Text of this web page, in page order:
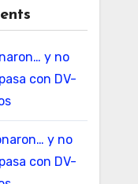
y no
con DV-
y no
con DV-